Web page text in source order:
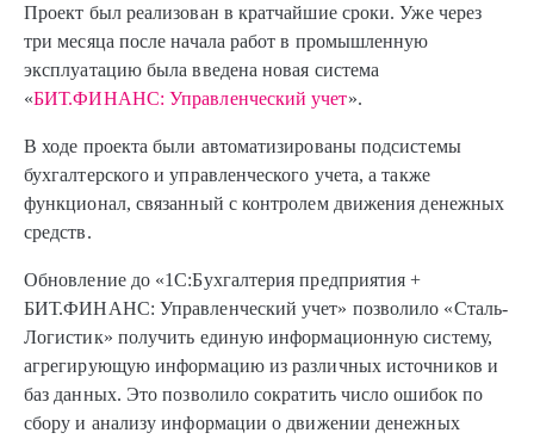
Проект был реализован в кратчайшие сроки. Уже через
три месяца после начала работ в промышленную
эксплуатацию была введена новая система
«БИТ.ФИНАНС: Управленческий учет».
В ходе проекта были автоматизированы подсистемы
бухгалтерского и управленческого учета, а также
функционал, связанный с контролем движения денежных
средств.
Обновление до «1С:Бухгалтерия предприятия +
БИТ.ФИНАНС: Управленческий учет» позволило «Сталь-
Логистик» получить единую информационную систему,
агрегирующую информацию из различных источников и
баз данных. Это позволило сократить число ошибок по
сбору и анализу информации о движении денежных